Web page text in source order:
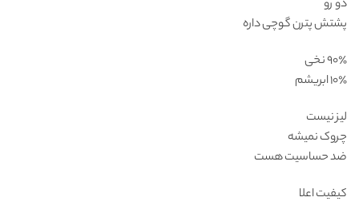
دو رو
پشتش پترن گوچی داره
۹۰٪ نخی
۱۰٪ ابریشم
لیز نیست
چروک نمیشه
ضد حساسیت هست
کیفیت اعلا